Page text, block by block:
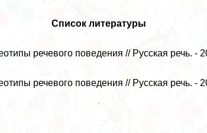
Список литературы
речевого поведения // Русская речь. -
речевого поведения // Русская речь. -